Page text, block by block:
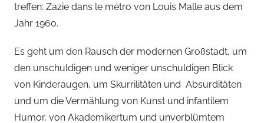
treffen: Zazie dans le métro von Louis Malle aus dem
Jahr 1960.
Es geht um den Rausch der modernen Großstadt, um
den unschuldigen und weniger unschuldigen Blick
von Kinderaugen, um Skurrilitäten und Absurditäten
und um die Vermählung von Kunst und infantilem
Humor, von Akademikertum und unverblümtem